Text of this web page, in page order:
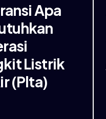
Apa
Listrik
(Plta)